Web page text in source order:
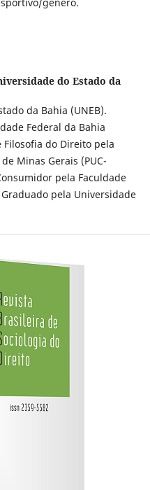
do Estado da
da Bahia (UNEB).
Federal da Bahia
Filosofia do Direito pela
Minas Gerais (PUC-
pela Faculdade
Graduado pela Universidade